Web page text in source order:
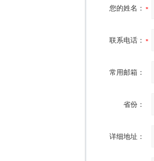
您的姓名：
联系电话：
常用邮箱：
省份：
详细地址：